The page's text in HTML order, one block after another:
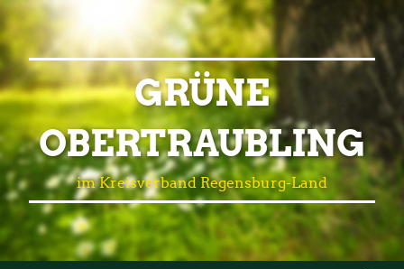
GRÜNE
OBERTRAUBLING
im Kreisverband Regensburg-Land